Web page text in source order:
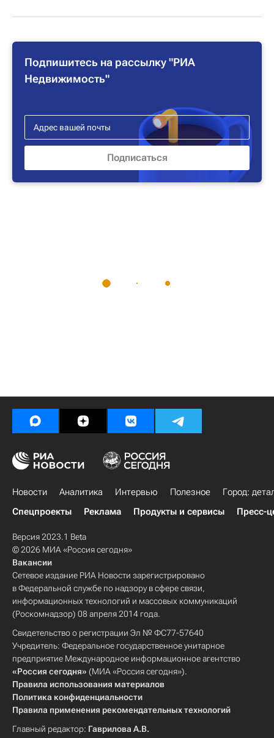
Подпишитесь на рассылку "РИА
Недвижимость"
Новости Аналитика Интервью Полезное
Город:
Спецпроекты
Реклама Продукты и сервисы Пресс-
Версия 2023.1 Beta
© 2026 МИА «Россия сегодня»
Вакансии
Сетевое издание РИА Новости зарегистрировано
в Федеральной службе по надзору в сфере связи,
информационных технологий и массовых коммуникаций
(Роскомнадзор) 08 апреля 2014 года.
Свидетельство о регистрации Эл № ФС77-57640
Учредитель: Федеральное государственное унитарное
предприятие Международное информационное агентство
«Россия сегодня» (МИА «Россия сегодня»).
Правила использования материалов
Политика конфиденциальности
Правила применения рекомендательных технологий
Главный редактор: Гаврилова А.В.